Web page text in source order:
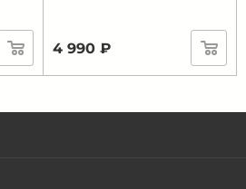
4 990 ₽